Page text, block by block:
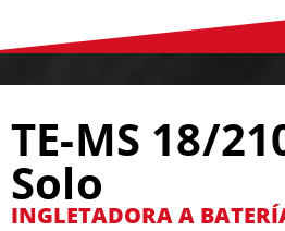
TE-MS 18/
Solo
INGLETADORA A